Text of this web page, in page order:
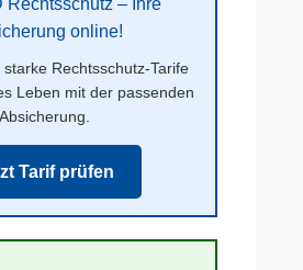
Rechtsschutz – Ihre
online!
starke Rechtsschutz-Tarife
Leben mit der passenden
Absicherung.
Tarif prüfen